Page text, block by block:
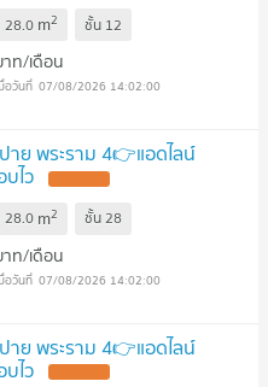
28.0 m2 ชั้น 12
ท/เดือน
07/08/2026 14:02:00
าย พระราม 4👉แอดไลน์
ไว
28.0 m2 ชั้น28
ท/เดือน
07/08/2026 14:02:00
าย พระราม 4👉แอดไลน์
ไว